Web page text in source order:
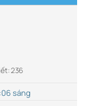
236
sáng